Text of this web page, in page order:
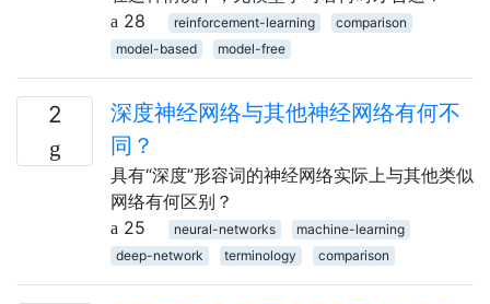
28
reinforcement-learning
comparison
model-based
model-free
2
深度神经网络与其他神经网络有何不
同？
具有“深度”形容词的神经网络实际上与其他类似
网络有何区别？
25
neural-networks
machine-learning
deep-network
terminology comparison